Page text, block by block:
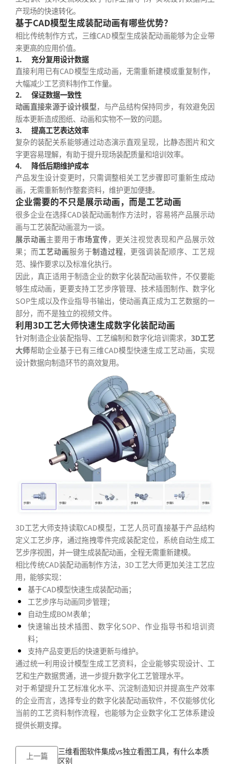
产现场的快速转化。
基于CAD模型生成装配动画有哪些优势？
相比传统制作方式，三维CAD模型生成装配动画能够为企业带
来更高的应用价值。
1. 充分复用设计数据
直接利用已有CAD模型生成动画，无需重新建模或重复制作，
大幅减少工艺资料制作工作量。
2. 保证数据一致性
动画直接来源于设计模型，与产品结构保持同步，有效避免因
版本更新造成图纸、动画和实物不一致的问题。
3. 提高工艺表达效率
复杂的装配关系能够通过动态演示直观呈现，比静态图片和文
字更容易理解，有助于提升现场装配质量和培训效率。
4. 降低后期维护成本
产品发生设计变更时，只需调整相关工艺步骤即可重新生成动
画，无需重新制作整套资料，维护更加便捷。
企业需要的不只是展示动画，而是工艺动画
很多企业在选择CAD装配动画制作方法时，容易将产品展示动
画与工艺装配动画混为一谈。
展示动画主要用于市场宣传，更关注视觉表现和产品展示效
果；而工艺动画服务于制造过程，更强调装配顺序、工艺规
范、操作要求以及标准化执行。
因此，真正适用于制造企业的数字化装配动画软件，不仅要能
够生成动画，更要支持工艺步序管理、技术插图制作、数字化
SOP生成以及作业指导书输出，使动画真正成为工艺数据的一
部分，而不是独立的视频文件。
利用3D工艺大师快速生成数字化装配动画
针对制造企业装配指导、工艺编制和数字化培训需求， 3D工艺
大师帮助企业基于已有三维CAD模型快速生成工艺动画，实现
设计数据向制造环节的高效复用。
3D工艺大师支持读取CAD模型，工艺人员可直接基于产品结构
定义工艺步序，通过拖拽零件完成装配定位，系统自动生成工
艺步序视图，并一键生成装配动画，全程无需重新建模。
相比传统CAD装配动画制作方法，3D工艺大师更加关注工艺应
用，能够实现：
基于CAD模型快速生成装配动画；
工艺步序与动画同步管理；
自动生成BOM表单；
快速输出技术插图、数字化SOP、作业指导书和培训资
料；
支持产品变更后的快速更新与维护。
通过统一利用设计模型生成工艺资料，企业能够实现设计、工
艺和生产数据贯通，进一步提升数字化工艺管理水平。
对于希望提升工艺标准化水平、沉淀制造知识并提高生产效率
的企业而言，选择专业的数字化装配动画软件，不仅能够优化
当前的工艺资料制作流程，也能够为企业数字化工艺体系建设
提供长期支撑。
上一篇
三维看图软件集成vs独立看图工具，有什么本质
区别